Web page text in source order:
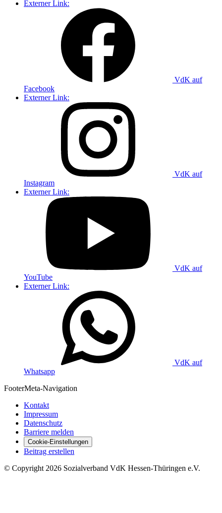
Externer Link:
VdK auf
Facebook
Externer Link:
VdK auf
Instagram
Externer Link:
VdK auf
YouTube
Externer Link:
VdK auf
Whatsapp
FooterMeta-Navigation
Kontakt
Impressum
Datenschutz
Barriere melden
Cookie-Einstellungen
Beitrag erstellen
© Copyright 2026 Sozialverband VdK Hessen-Thüringen e.V.